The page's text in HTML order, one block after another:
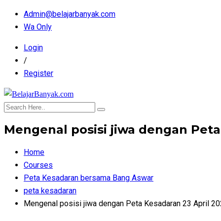
Admin@belajarbanyak.com
Wa Only
Login
/
Register
Mengenal posisi jiwa dengan
Home
Courses
Peta Kesadaran bersama Bang Aswar
peta kesadaran
Mengenal posisi jiwa dengan Peta Kesadaran 23 April